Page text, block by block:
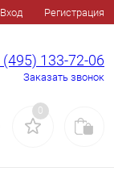
Вход Регистрация
(495) 133-72-06
Заказать звонок
0